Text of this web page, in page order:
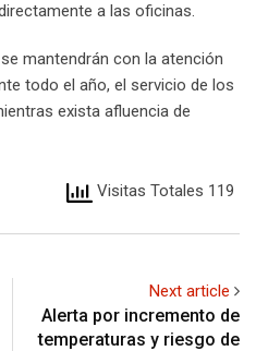
a las oficinas.
mantendrán con la atención
todo el año, el servicio de los
exista afluencia de
Visitas Totales 119
Next article
Alerta por incremento de
temperaturas y riesgo de